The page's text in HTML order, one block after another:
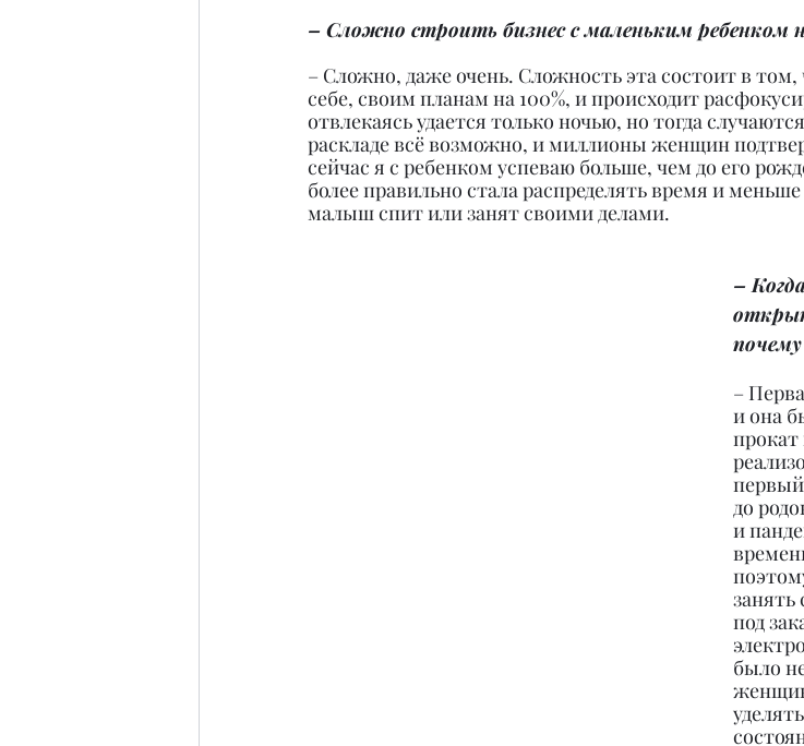
– Сложно строить бизнес с маленьким ребенком
– Сложно, даже очень. Сложность эта состоит в
себе, своим планам на 100%, и происходит
отвлекаясь удается только ночью, но тогда
раскладе всё возможно, и миллионы женщин
сейчас я с ребенком успеваю больше, чем до его
более правильно стала распределять время и
малыш спит или занят своими делами.
–
–
и она
прокат
первый
до
и
занять
под
было